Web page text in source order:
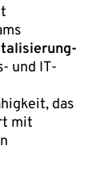
und IT-
das
mit